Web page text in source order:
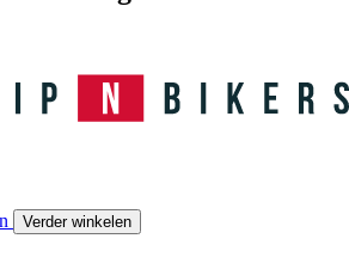
Verder winkelen